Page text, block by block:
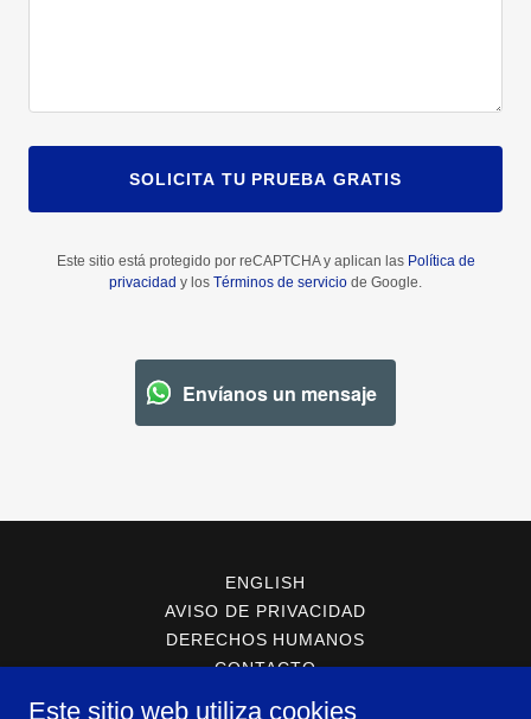
SOLICITA TU PRUEBA GRATIS
Este sitio está protegido por reCAPTCHA y aplican las Política de
privacidad y los Términos de servicio de Google.
Envíanos un mensaje
ENGLISH
AVISO DE PRIVACIDAD
DERECHOS HUMANOS
CONTACTO
Este sitio web utiliza cookies